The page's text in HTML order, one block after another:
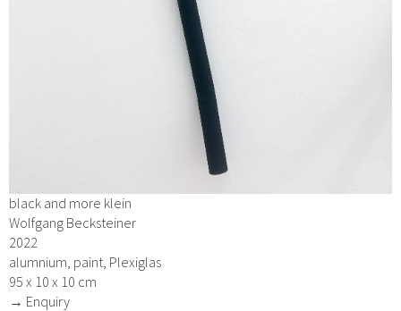
black and more klein
Wolfgang Becksteiner
2022
alumnium, paint, Plexiglas
95 x 10 x 10 cm
→ Enquiry